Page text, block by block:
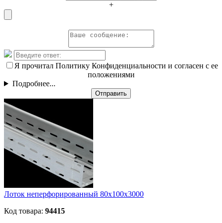
+
Я прочитал Политику Конфиденциальности и согласен с ее
положениями
Подробнее...
Отправить
Лоток неперфорированный 80х100х3000
Код товара: 94415